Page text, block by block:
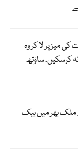
کی میز پر لا کر وہ
نہ کرسکیں، ساؤتھ
اگست سے ملک بھر میں بیک